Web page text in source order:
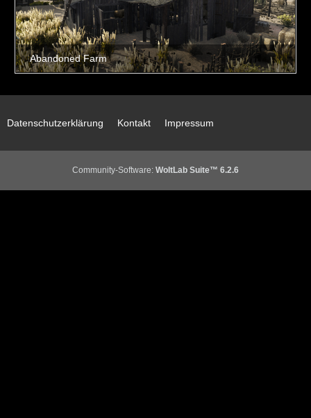
Datenschutzerklärung Kontakt Impressum
Community-Software: WoltLab Suite™ 6.2.6